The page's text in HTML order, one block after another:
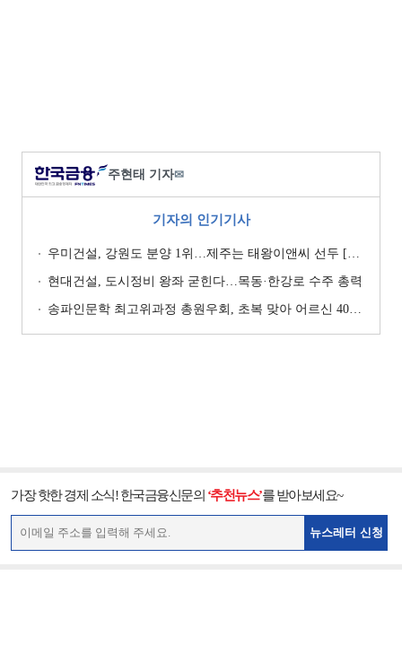
주현태 기자✉
기자의 인기기사
우미건설, 강원도 분양 1위…제주는 태왕이앤씨 선두 [이 지역 분양왕-강원·제주]
현대건설, 도시정비 왕좌 굳힌다…목동·한강로 수주 총력
송파인문학 최고위과정 총원우회, 초복 맞아 어르신 400명에 삼계탕 나눔
가장 핫한 경제 소식! 한국금융신문의 ‘추천뉴스’를 받아보세요~
뉴스레터 신청